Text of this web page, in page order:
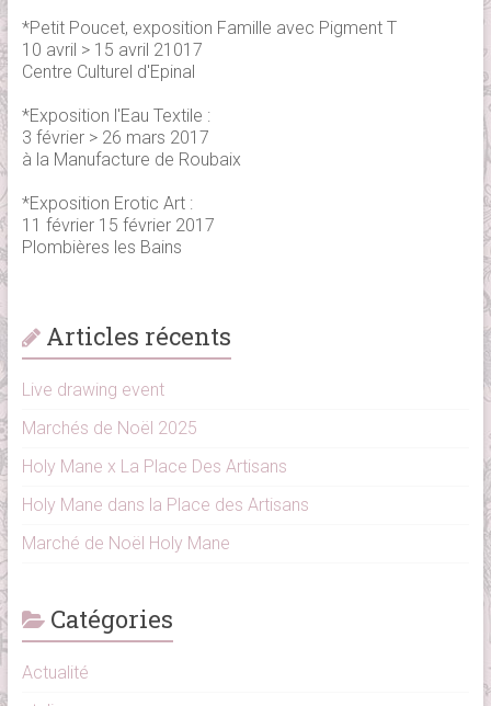
*Petit Poucet, exposition Famille avec Pigment T
10 avril > 15 avril 21017
Centre Culturel d'Epinal
*Exposition l'Eau Textile :
3 février > 26 mars 2017
à la Manufacture de Roubaix
*Exposition Erotic Art :
11 février 15 février 2017
Plombières les Bains
Articles récents
Live drawing event
Marchés de Noël 2025
Holy Mane x La Place Des Artisans
Holy Mane dans la Place des Artisans
Marché de Noël Holy Mane
Catégories
Actualité